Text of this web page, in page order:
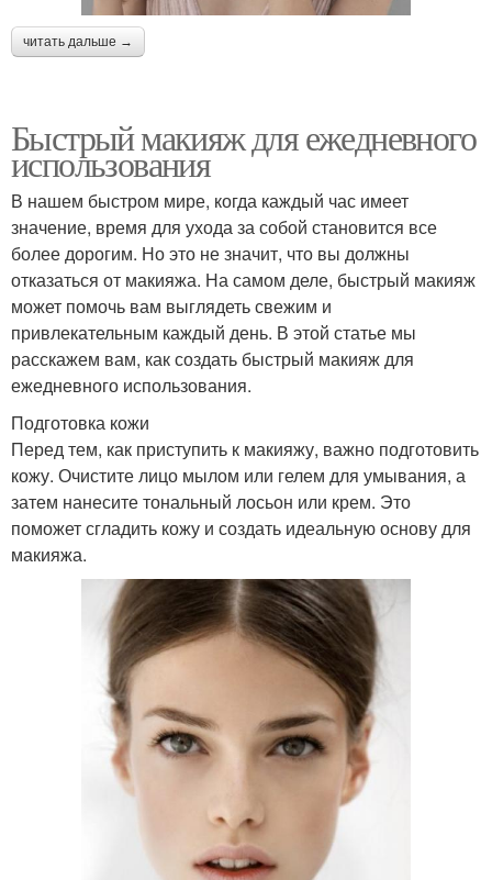
читать дальше →
Быстрый макияж для ежедневного
использования
В нашем быстром мире, когда каждый час имеет
значение, время для ухода за собой становится все
более дорогим. Но это не значит, что вы должны
отказаться от макияжа. На самом деле, быстрый макияж
может помочь вам выглядеть свежим и
привлекательным каждый день. В этой статье мы
расскажем вам, как создать быстрый макияж для
ежедневного использования.
Подготовка кожи
Перед тем, как приступить к макияжу, важно подготовить
кожу. Очистите лицо мылом или гелем для умывания, а
затем нанесите тональный лосьон или крем. Это
поможет сгладить кожу и создать идеальную основу для
макияжа.